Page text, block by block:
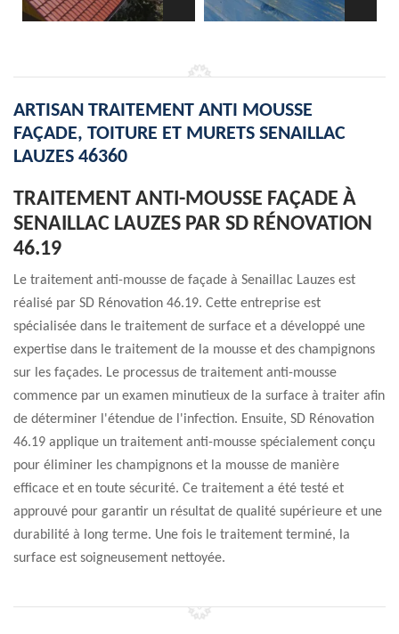
ARTISAN TRAITEMENT ANTI MOUSSE
FAÇADE, TOITURE ET MURETS SENAILLAC
LAUZES 46360
TRAITEMENT ANTI-MOUSSE FAÇADE À
SENAILLAC LAUZES PAR SD RÉNOVATION
46.19
Le traitement anti-mousse de façade à Senaillac Lauzes est
réalisé par SD Rénovation 46.19. Cette entreprise est
spécialisée dans le traitement de surface et a développé une
expertise dans le traitement de la mousse et des champignons
sur les façades. Le processus de traitement anti-mousse
commence par un examen minutieux de la surface à traiter afin
de déterminer l'étendue de l'infection. Ensuite, SD Rénovation
46.19 applique un traitement anti-mousse spécialement conçu
pour éliminer les champignons et la mousse de manière
efficace et en toute sécurité. Ce traitement a été testé et
approuvé pour garantir un résultat de qualité supérieure et une
durabilité à long terme. Une fois le traitement terminé, la
surface est soigneusement nettoyée.